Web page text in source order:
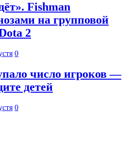
Fishman
на групповой
2
0
число игроков —
детей
0